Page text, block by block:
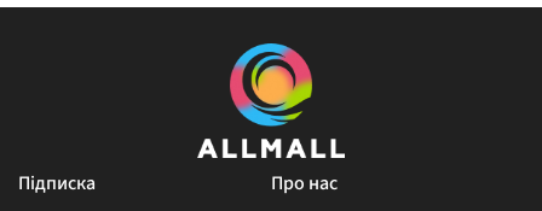
Підписка
Про нас